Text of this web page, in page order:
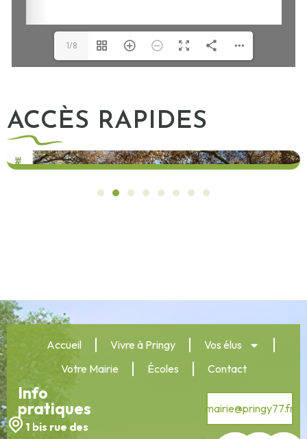
1/8
ACCÈS RAPIDES
Écho de Pringy n°2
Accueil Vivre à Pringy
Vos élus
Votre Mairie
Écoles Contact
Info
pratiques
1 bis rue des
mairie@pringy77.fr